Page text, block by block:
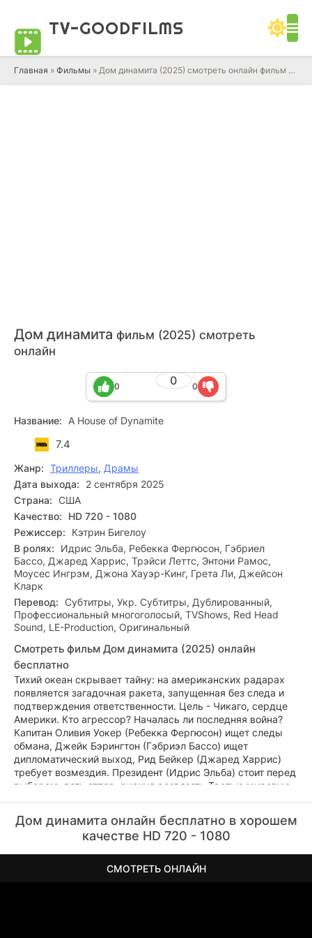
TV-GOODFILMS
Главная » Фильмы » Дом динамита (2025) смотреть онлайн фильм в HD качестве 720 - 1080 бесплатно
Дом динамита фильм (2025) смотреть
онлайн
0
0 0
Название: A House of Dynamite
7.4
Жанр: Триллеры, Драмы
Дата выхода:
2 сентября 2025
Страна: США
Качество:
HD 720 - 1080
Режиссер:
Кэтрин Бигелоу
В ролях:
Идрис Эльба, Ребекка Фергюсон, Гэбриел
Бассо, Джаред Харрис, Трэйси Леттс, Энтони Рамос,
Моусес Ингрэм, Джона Хауэр-Кинг, Грета Ли, Джейсон
Кларк
Перевод: Субтитры, Укр. Субтитры, Дублированный,
Профессиональный многоголосый, TVShows, Red Head
Sound, LE-Production, Оригинальный
Смотреть фильм Дом динамита (2025) онлайн
бесплатно
Тихий океан скрывает тайну: на американских радарах
появляется загадочная ракета, запущенная без следа и
подтверждения ответственности. Цель - Чикаго, сердце
Америки. Кто агрессор? Началась ли последняя война?
Капитан Оливия Уокер (Ребекка Фергюсон) ищет следы
обмана, Джейк Бэрингтон (Гэбриэл Бассо) ищет
дипломатический выход, Рид Бейкер (Джаред Харрис)
требует возмездия. Президент (Идрис Эльба) стоит перед
выбором: дать отпор, рискуя развязать Третью мировую,
бункерах - мир на грани катастрофы.
Дом динамита онлайн бесплатно в хорошем
качестве HD 720 - 1080
СМОТРЕТЬ ОНЛАЙН